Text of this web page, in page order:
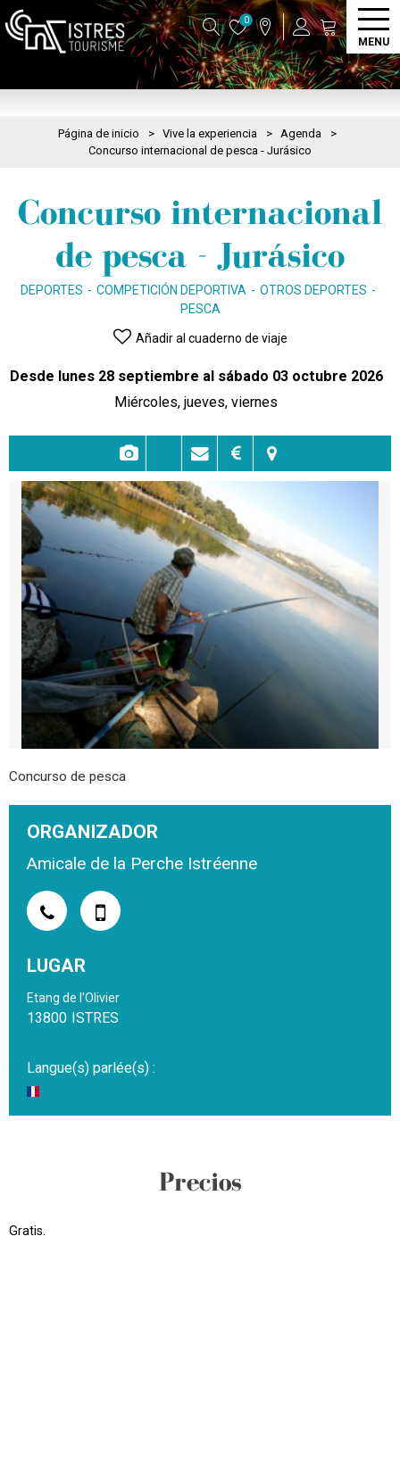
0
MENU
Página de inicio > Vive la experiencia > Agenda
>
Concurso internacional de pesca - Jurásico
Concurso internacional
de pesca - Jurásico
DEPORTES COMPETICIÓN DEPORTIVA
OTROS DEPORTES
PESCA
Añadir al cuaderno de viaje
Desde lunes 28 septiembre al sábado 03 octubre 2026
Miércoles, jueves, viernes
Concurso de pesca
ORGANIZADOR
Amicale de la Perche Istréenne
LUGAR
Etang de l'Olivier
13800 ISTRES
Langue(s) parlée(s) :
Precios
Gratis.